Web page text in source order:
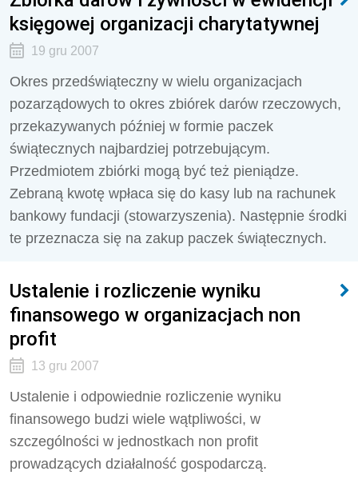
księgowej organizacji charytatywnej
19 gru 2007
Okres przedświąteczny w wielu organizacjach
pozarządowych to okres zbiórek darów rzeczowych,
przekazywanych później w formie paczek
świątecznych najbardziej potrzebującym.
Przedmiotem zbiórki mogą być też pieniądze.
Zebraną kwotę wpłaca się do kasy lub na rachunek
bankowy fundacji (stowarzyszenia). Następnie środki
te przeznacza się na zakup paczek świątecznych.
Ustalenie i rozliczenie wyniku
finansowego w organizacjach non
profit
13 gru 2007
Ustalenie i odpowiednie rozliczenie wyniku
finansowego budzi wiele wątpliwości, w
szczególności w jednostkach non profit
prowadzących działalność gospodarczą.